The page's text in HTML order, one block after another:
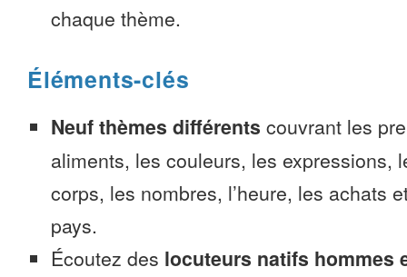
chaque thème.
Éléments-clés
Neuf thèmes différents couvrant les
aliments, les couleurs, les expressions,
corps, les nombres, l’heure, les achats
pays.
Écoutez des locuteurs natifs hommes